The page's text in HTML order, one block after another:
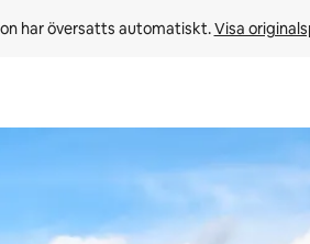
har översatts automatiskt. Visa